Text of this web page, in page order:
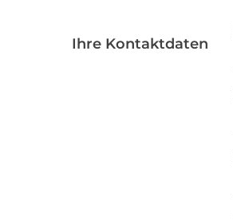
Ihre Kontaktdaten